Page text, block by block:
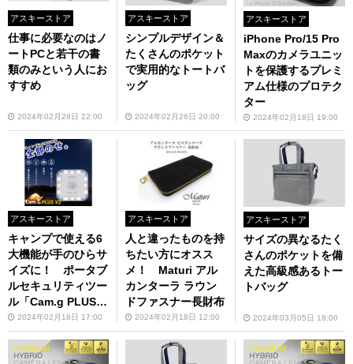
アスキーストア
仕事に必要なのはノ
ートPCと若干の書
類のみという人にお
すすめ
2024年02月28日 22:00
アスキーストア
シンプルデザイン＆
たくさんのポケット
で実用的なトートバ
ッグ
2024年02月26日 20:00
アスキーストア
iPhone Pro/15 Pro
Maxのカメラユニッ
トを保護するプレミ
アム仕様のプロテク
ター
2024年02月18日 19:00
アスキーストア
キャンプで使える6
大機能が手のひらサ
イズに！ ポータブ
ルセキュリティツー
ル「Cam.g PLUS v
2」2024年02月18日 17:00
アスキーストア
人と違ったものを持
ちたい方にオスス
メ！ Maturi アル
カンターラ ラウン
ドファスナー長財布
2024年02月18日 12:00
アスキーストア
サイズの異なるたく
さんのポケットを備
えた高級感あるトー
トバッグ
2024年03月05日 18:00